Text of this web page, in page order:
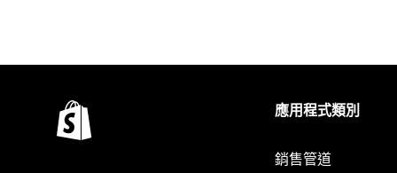
應用程式類別
銷售管道